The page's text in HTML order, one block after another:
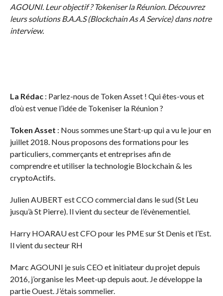
AGOUNI. Leur objectif ? Tokeniser la Réunion. Découvrez
leurs solutions B.A.A.S (Blockchain As A Service) dans notre
interview.
La Rédac: Parlez-nous de Token Asset ! Qui êtes-vous et
d’où est venue l’idée de Tokeniser la Réunion ?
Token Asset : Nous sommes une Start-up qui a vu le jour en
juillet 2018. Nous proposons des formations pour les
particuliers, commerçants et entreprises afin de
comprendre et utiliser la technologie Blockchain & les
cryptoActifs.
Julien AUBERT est CCO commercial dans le sud (St Leu
jusqu’à St Pierre). Il vient du secteur de l’évènementiel.
Harry HOARAU est CFO pour les PME sur St Denis et l’Est.
Il vient du secteur RH
Marc AGOUNI je suis CEO et initiateur du projet depuis
2016, j’organise les Meet-up depuis aout. Je développe la
partie Ouest. J’étais sommelier.